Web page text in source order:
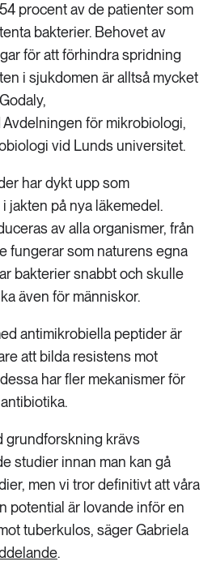
procent av de patienter som
bakterier. Behovet av
för att förhindra spridning
i sjukdomen är alltså mycket
för mikrobiologi,
vid Lunds universitet.
har dykt upp som
jakten på nya läkemedel.
av alla organismer, från
fungerar som naturens egna
bakterier snabbt och skulle
även för människor.
antimikrobiella peptider är
att bilda resistens mot
har fler mekanismer för
grundforskning krävs
studier innan man kan gå
men vi tror definitivt att våra
potential är lovande inför en
tuberkulos, säger Gabriela
.